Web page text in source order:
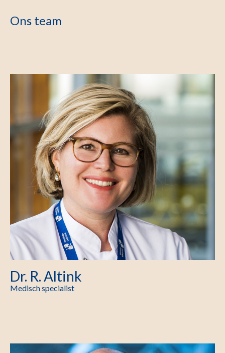
Ons team
Dr. R. Altink
Medisch specialist